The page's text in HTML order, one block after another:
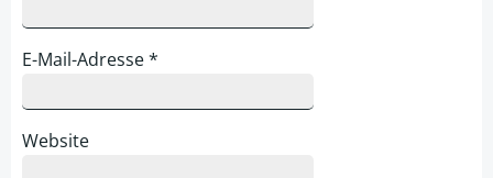
E-Mail-Adresse*
Website